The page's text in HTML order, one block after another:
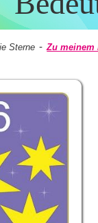
Sterne - Zu meinem